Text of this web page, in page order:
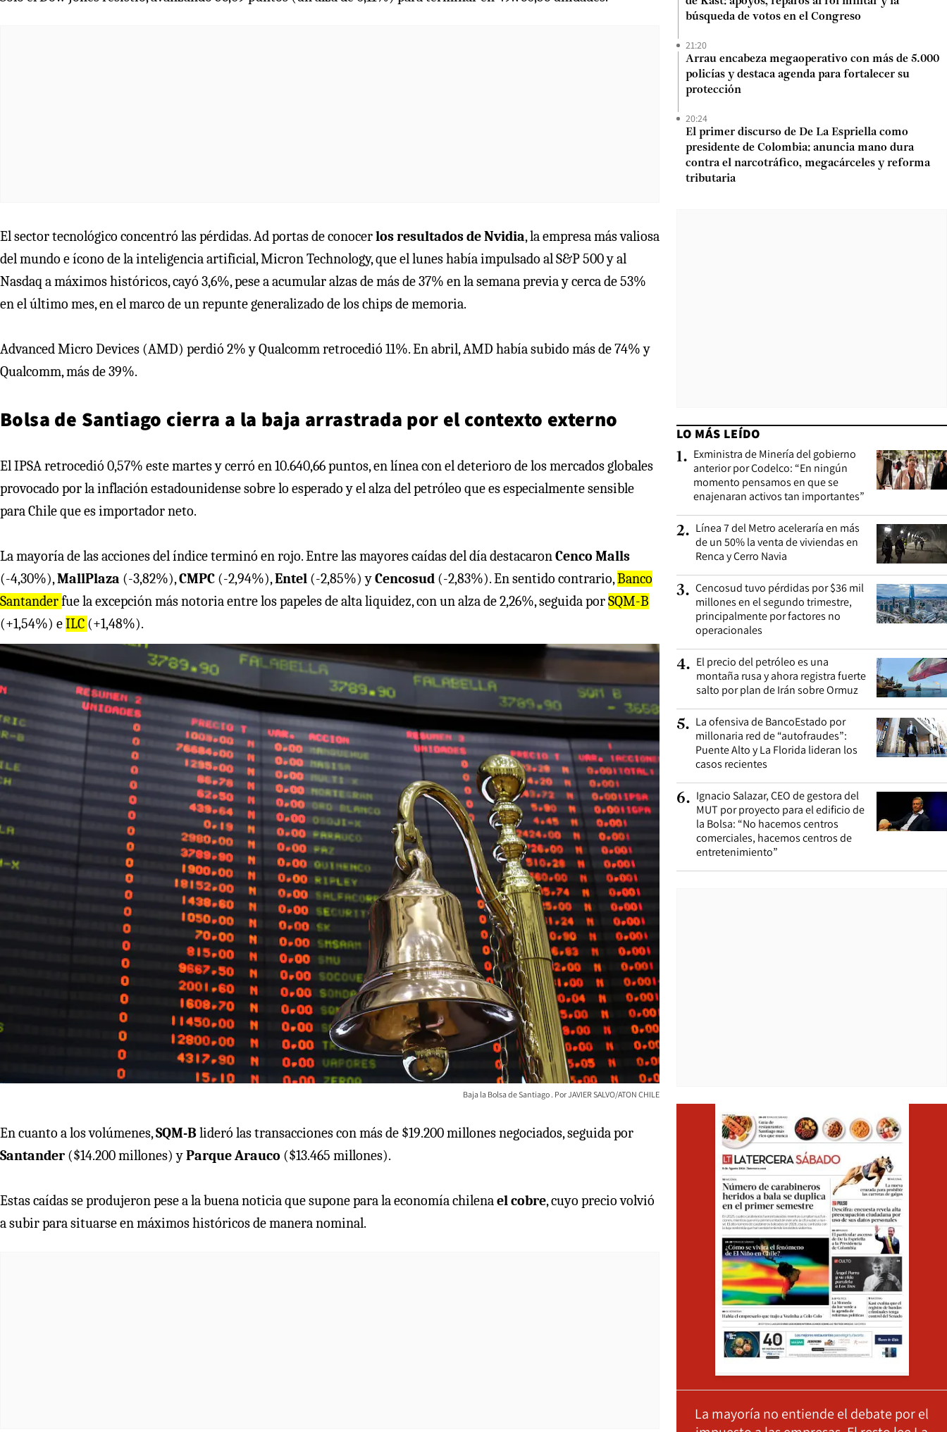
El sector tecnológico concentró las pérdidas. Ad portas de conocerlos resultados de Nvidia, la empresa más valiosa
del mundo e ícono de la inteligencia artificial, Micron Technology, que el lunes había impulsado al S&P 500 y al
Nasdaq a máximos históricos, cayó 3,6%, pese a acumular alzas de más de 37% en la semana previa y cerca de 53%
en el último mes, en el marco de un repunte generalizado de los chips de memoria.
Advanced Micro Devices (AMD) perdió 2% y Qualcomm retrocedió 11%. En abril, AMD había subido más de 74% y
Qualcomm, más de 39%.
Bolsa de Santiago cierra a la baja arrastrada por el contexto externo
El IPSA retrocedió 0,57% este martes y cerró en 10.640,66 puntos, en línea con el deterioro de los mercados globales
provocado por la inflación estadounidense sobre lo esperado y el alza del petróleo que es especialmente sensible
para Chile que es importador neto.
La mayoría de las acciones del índice terminó en rojo. Entre las mayores caídas del día destacaronCenco Malls
(-4,30%),MallPlaza (-3,82%),CMPC (-2,94%),Entel (-2,85%) yCencosud (-2,83%). En sentido contrario,Banco
Santanderfue la excepción más notoria entre los papeles de alta liquidez, con un alza de 2,26%, seguida porSQM-B
(+1,54%) eILC (+1,48%).
Baja la Bolsa de Santiago JAVIER SALVO/ATON CHILE
En cuanto a los volúmenes,SQM-Blideró las transacciones con más de $19.200 millones negociados, seguida por
Santander ($14.200 millones) yParque Arauco ($13.465 millones).
Estas caídas se produjeron pese a la buena noticia que supone para la economía chilenael cobre, cuyo precio volvió
a subir para situarse en máximos históricos de manera nominal.
búsqueda de votos en el Congreso
21:20
Arrau encabeza megaoperativo con más de 5.000
policías y destaca agenda para fortalecer su
protección
20:24
El primer discurso de De La Espriella como
presidente de Colombia: anuncia mano dura
contra el narcotráfico, megacárceles y reforma
tributaria
LO MÁS LEÍDO
1. Exministra de Minería del gobierno
anterior por Codelco: “En ningún
momento pensamos en que se
enajenaran activos tan importantes”
2. Línea 7 del Metro aceleraría en más
de un 50% la venta de viviendas en
Renca y Cerro Navia
3. Cencosud tuvo pérdidas por $36 mil
millones en el segundo trimestre,
principalmente por factores no
operacionales
4. El precio del petróleo es una
montaña rusa y ahora registra fuerte
salto por plan de Irán sobre Ormuz
5. La ofensiva de BancoEstado por
millonaria red de “autofraudes”:
Puente Alto y La Florida lideran los
casos recientes
6. Ignacio Salazar, CEO de gestora del
MUT por proyecto para el edificio de
la Bolsa: “No hacemos centros
comerciales, hacemos centros de
entretenimiento”
La mayoría no entiende el debate por el